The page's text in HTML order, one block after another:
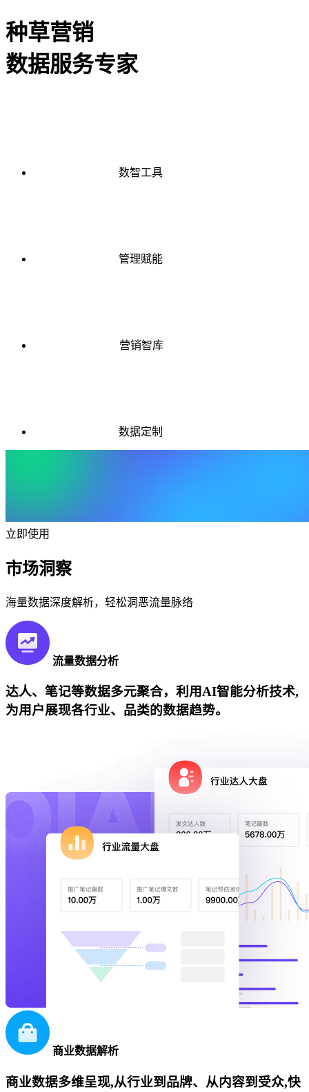
种草营销
数据服务专家
数智工具
管理赋能
营销智库
数据定制
立即使用
市场洞察
海量数据深度解析，轻松洞恶流量脉络
流量数据分析
达人、笔记等数据多元聚合，利用AI智能分析技术,
为用户展现各行业、品类的数据趋势。
商业数据解析
商业数据多维呈现,从行业到品牌、从内容到受众,快